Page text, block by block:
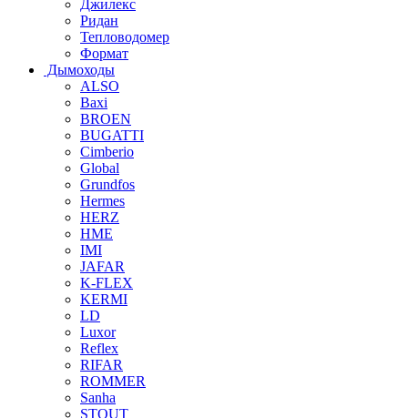
Джилекс
Ридан
Тепловодомер
Формат
Дымоходы
ALSO
Baxi
BROEN
BUGATTI
Cimberio
Global
Grundfos
Hermes
HERZ
HME
IMI
JAFAR
K-FLEX
KERMI
LD
Luxor
Reflex
RIFAR
ROMMER
Sanha
STOUT